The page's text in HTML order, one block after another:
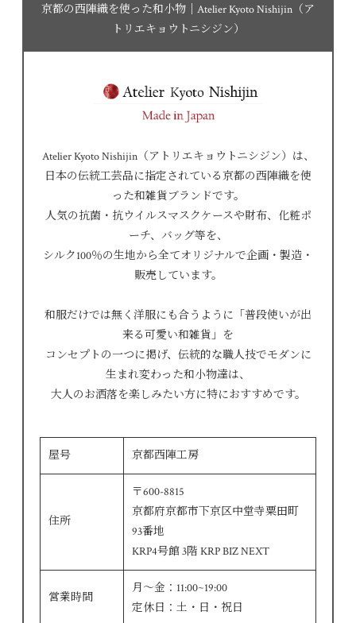
京都の西陣織を使った和小物｜Atelier Kyoto Nishijin（ア
トリエキョウトニシジン）
Atelier Kyoto Nishijin（アトリエキョウトニシジン）は、
日本の伝統工芸品に指定されている京都の西陣織を使
った和雑貨ブランドです。
人気の抗菌・抗ウイルスマスクケースや財布、化粧ポ
ーチ、バッグ等を、
シルク100％の生地から全てオリジナルで企画・製造・
販売しています。
和服だけでは無く洋服にも合うように「普段使いが出
来る可愛い和雑貨」を
コンセプトの一つに掲げ、伝統的な職人技でモダンに
生まれ変わった和小物達は、
大人のお洒落を楽しみたい方に特におすすめです。
屋号 京都西陣工房
住所
〒600-8815
京都府京都市下京区中堂寺粟田町
93番地
KRP4号館 3階 KRP BIZ NEXT
営業時間
月～金：11:00~19:00
定休日：土・日・祝日